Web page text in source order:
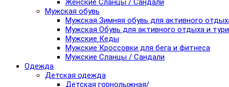
Женские Сланцы / Сандали
Мужская обувь
Мужская Зимняя обувь для активного
Мужская Обувь для активного отдыха и
Мужские Кеды
Мужские Кроссовки для бега и фитнеса
Мужские Сланцы / Сандали
Одежда
Детская одежда
Детская горнолыжная/